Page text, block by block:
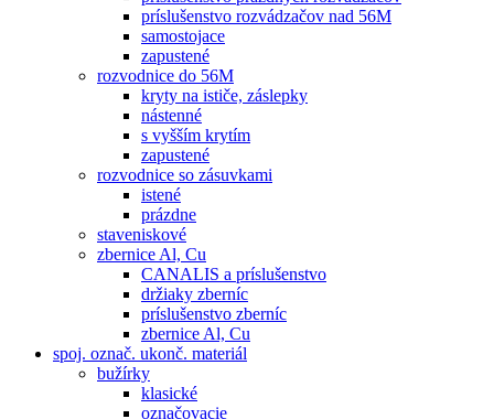
príslušenstvo rozvádzačov nad 56M
samostojace
zapustené
rozvodnice do 56M
kryty na ističe, záslepky
nástenné
s vyšším krytím
zapustené
rozvodnice so zásuvkami
istené
prázdne
staveniskové
zbernice Al, Cu
CANALIS a príslušenstvo
držiaky zberníc
príslušenstvo zberníc
zbernice Al, Cu
spoj. označ. ukonč. materiál
bužírky
klasické
označovacie